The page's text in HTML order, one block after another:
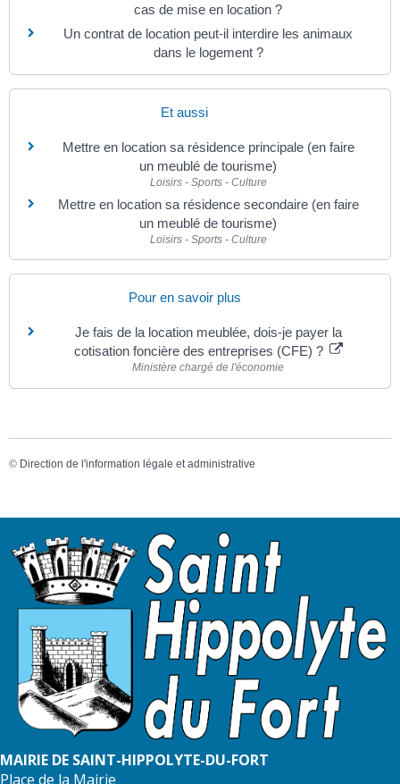
cas de mise en location ?
Un contrat de location peut-il interdire les animaux
dans le logement ?
Et aussi
Mettre en location sa résidence principale (en faire
un meublé de tourisme)
Loisirs - Sports - Culture
Mettre en location sa résidence secondaire (en faire
un meublé de tourisme)
Loisirs - Sports - Culture
Pour en savoir plus
Je fais de la location meublée, dois-je payer la
cotisation foncière des entreprises (CFE) ?
Ministère chargé de l'économie
© Direction de l'information légale et administrative
MAIRIE DE SAINT-HIPPOLYTE-DU-FORT
Place de la Mairie